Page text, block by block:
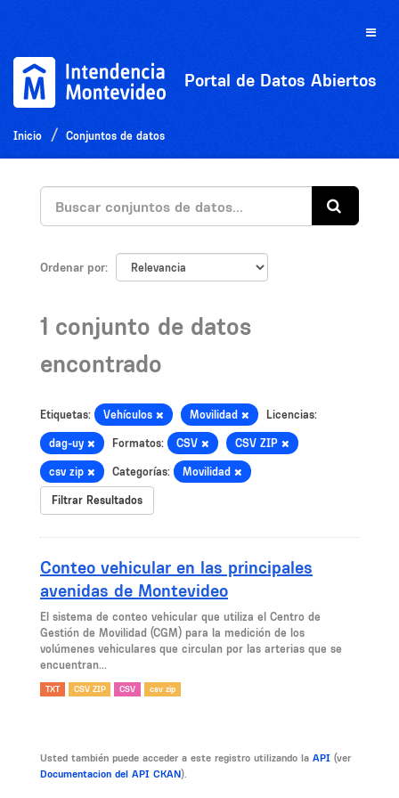
Toggle
Portal de Datos Abiertos
Inicio Conjuntos de datos
Ordenar por
1 conjunto de datos
encontrado
Etiquetas: Vehículos Movilidad Licencias:
dag-uy Formatos: CSV CSV ZIP
csv zip Categorías: Movilidad
Filtrar Resultados
Conteo vehicular en las principales
avenidas de Montevideo
El sistema de conteo vehicular que utiliza el Centro de
Gestión de Movilidad (CGM) para la medición de los
volúmenes vehiculares que circulan por las arterias que se
encuentran...
TXT CSV ZIP CSV csv zip
Usted también puede acceder a este registro utilizando la API (ver
Documentacion del API CKAN).